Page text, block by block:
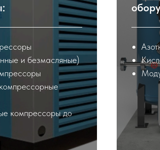
и безмасляные)
компрессоры до